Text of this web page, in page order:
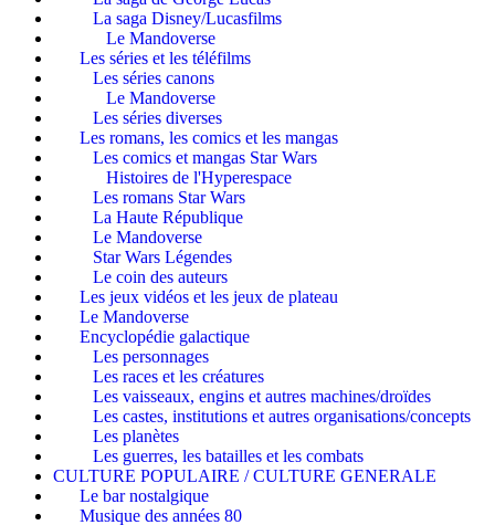
La saga Disney/Lucasfilms
Le Mandoverse
Les séries et les téléfilms
Les séries canons
Le Mandoverse
Les séries diverses
Les romans, les comics et les mangas
Les comics et mangas Star Wars
Histoires de l'Hyperespace
Les romans Star Wars
La Haute République
Le Mandoverse
Star Wars Légendes
Le coin des auteurs
Les jeux vidéos et les jeux de plateau
Le Mandoverse
Encyclopédie galactique
Les personnages
Les races et les créatures
Les vaisseaux, engins et autres machines/droïdes
Les castes, institutions et autres organisations/concepts
Les planètes
Les guerres, les batailles et les combats
CULTURE POPULAIRE / CULTURE GENERALE
Le bar nostalgique
Musique des années 80